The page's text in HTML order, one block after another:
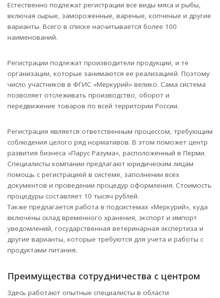
Естественно подлежат регистрации все виды мяса и рыбы,
включая сырые, замороженные, вареные, копченые и другие
варианты. Всего в списке насчитывается более 100
наименований.
Регистрации подлежат производители продукции, и те
организации, которые занимаются ее реализацией. Поэтому
число участников в ФГИС «Меркурий» велико. Сама система
позволяет отслеживать производство, оборот и
передвижение товаров по всей территории России.
Регистрация является ответственным процессом, требующим
соблюдения целого ряд нормативов. В этом поможет центр
развития бизнеса «Парус Разума», расположенный в Перми.
Специалисты компании предлагают юридическим лицам
помощь с регистрацией в системе, заполнении всех
документов и проведении процедур оформления. Стоимость
процедуры составляет 10 тысяч рублей.
Также предлагается работа в подсистемах «Меркурий», куда
включены склад временного хранения, экспорт и импорт
уведомлений, государственная ветеринарная экспертиза и
другие варианты, которые требуются для учета и работы с
продуктами питания.
Преимущества сотрудничества с центром
Здесь работают опытные специалисты в области